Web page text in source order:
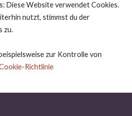
Diese Website verwendet Cookies.
nutzt, stimmst du der
zu.
zur Kontrolle von
Richtlinie